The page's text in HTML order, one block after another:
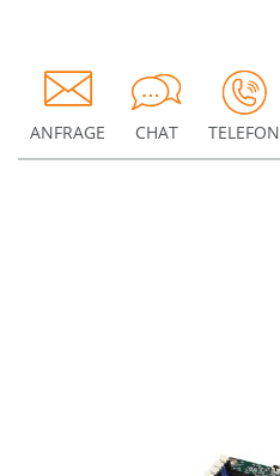
ANFRAGE CHAT TELEFON